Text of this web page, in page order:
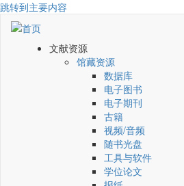
跳转到主要内容
文献资源
馆藏资源
数据库
电子图书
电子期刊
古籍
视频/音频
随书光盘
工具与软件
学位论文